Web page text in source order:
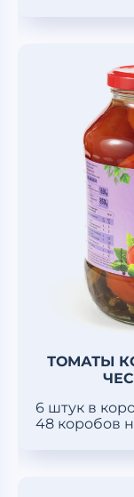
ТОМАТЫ
6 штук в
48 коробов